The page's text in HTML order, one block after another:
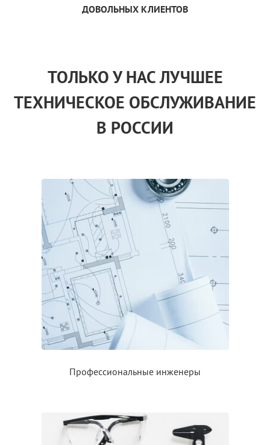
ДОВОЛЬНЫХ КЛИЕНТОВ
ТОЛЬКОУ НАСЛУЧШЕЕ
ТЕХНИЧЕСКОЕ ОБСЛУЖИВАНИЕ
В РОССИИ
Профессиональные инженеры